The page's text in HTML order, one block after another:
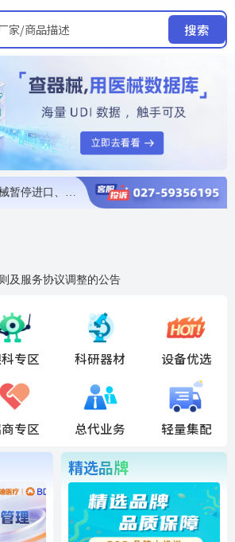
家/商品描述 搜索
及服务协议调整的公告
招商
专区 科研器材 设备优选
专区 总代业务 轻量集配
精选品牌